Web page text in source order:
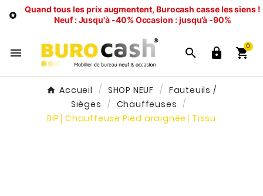

Quand tous les prix augmentent, Burocash casse les siens !
Neuf : Jusqu'à -40% Occasion : jusqu’à -90%
   
0
Accueil SHOP NEUF
Fauteuils /
Sièges
Chauffeuses
BIP│Chauffeuse Pied araignée│Tissu